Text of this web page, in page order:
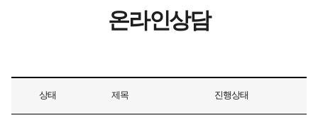
온라인상담
상태 제목 진행상태